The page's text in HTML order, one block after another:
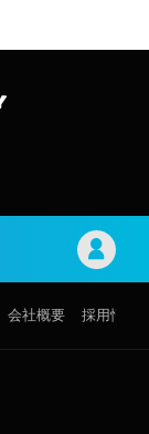
会社概要 採用情報